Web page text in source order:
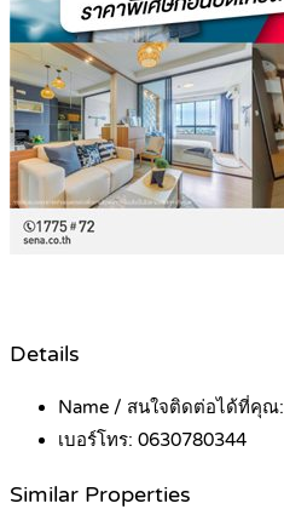
Details
Name / สนใจติดต่อได้ที่คุณ:
เบอร์โทร: 0630780344
Similar Properties